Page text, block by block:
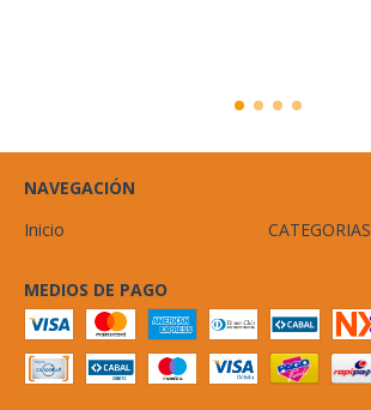
NAVEGACIÓN
Inicio
CATEGORIAS
MEDIOS DE PAGO